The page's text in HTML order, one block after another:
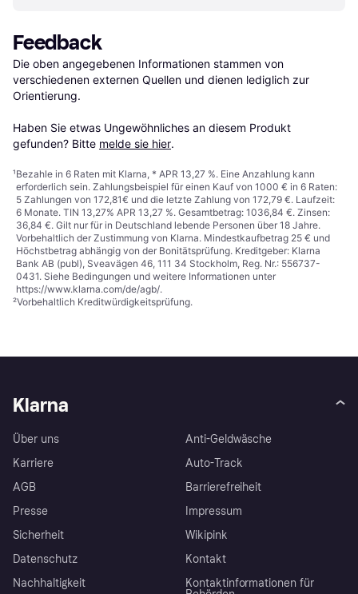
Feedback
Die oben angegebenen Informationen stammen von
verschiedenen externen Quellen und dienen lediglich zur
Orientierung.
Haben Sie etwas Ungewöhnliches an diesem Produkt
gefunden? Bitte melde sie hier.
¹Bezahle in 6 Raten mit Klarna, * APR 13,27 %. Eine Anzahlung kann
erforderlich sein. Zahlungsbeispiel für einen Kauf von 1000 € in 6 Raten:
5 Zahlungen von 172,81€ und die letzte Zahlung von 172,79 €. Laufzeit:
6 Monate. TIN 13,27% APR 13,27 %. Gesamtbetrag: 1036,84 €. Zinsen:
36,84 €. Gilt nur für in Deutschland lebende Personen über 18 Jahre.
Vorbehaltlich der Zustimmung von Klarna. Mindestkaufbetrag 25 € und
Höchstbetrag abhängig von der Bonitätsprüfung. Kreditgeber: Klarna
Bank AB (publ), Sveavägen 46, 111 34 Stockholm, Reg. Nr.: 556737-
0431. Siehe Bedingungen und weitere Informationen unter
https://www.klarna.com/de/agb/.
²Vorbehaltlich Kreditwürdigkeitsprüfung.
Klarna
Über uns
Karriere
AGB
Presse
Sicherheit
Datenschutz
Nachhaltigkeit
Anti-Geldwäsche
Auto-Track
Barrierefreiheit
Impressum
Wikipink
Kontakt
Kontaktinformationen für